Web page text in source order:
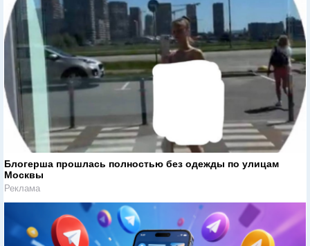
Блогерша прошлась полностью без одежды по улицам
Москвы
Реклама